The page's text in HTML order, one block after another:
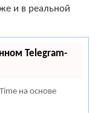
и в реальной
Telegram-
на основе